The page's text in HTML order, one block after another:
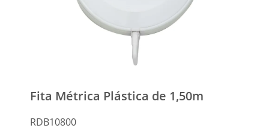
Fita Métrica Plástica de 1,50m
RDB10800